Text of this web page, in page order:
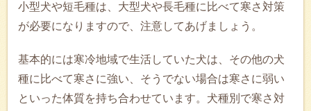
小型犬や短毛種は、大型犬や長毛種に比べて寒さ対策
が必要になりますので、注意してあげましょう。
基本的には寒冷地域で生活していた犬は、その他の犬
種に比べて寒さに強い、そうでない場合は寒さに弱い
といった体質を持ち合わせています。犬種別で寒さ対